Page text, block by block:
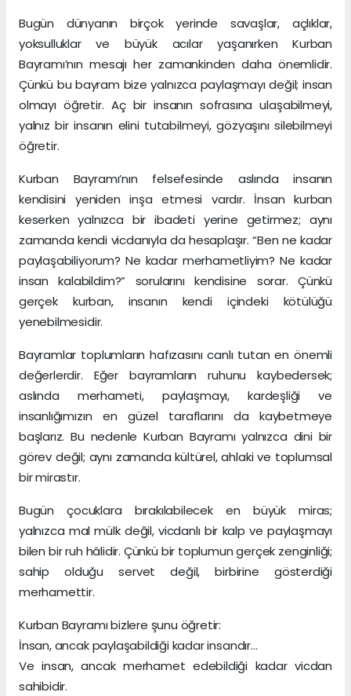
Bugün dünyanın birçok yerinde savaşlar, açlıklar,
yoksulluklar ve büyük acılar yaşanırken Kurban
Bayramı’nın mesajı her zamankinden daha önemlidir.
Çünkü bu bayram bize yalnızca paylaşmayı değil; insan
olmayı öğretir. Aç bir insanın sofrasına ulaşabilmeyi,
yalnız bir insanın elini tutabilmeyi, gözyaşını silebilmeyi
öğretir.
Kurban Bayramı’nın felsefesinde aslında insanın
kendisini yeniden inşa etmesi vardır. İnsan kurban
keserken yalnızca bir ibadeti yerine getirmez; aynı
zamanda kendi vicdanıyla da hesaplaşır. “Ben ne kadar
paylaşabiliyorum? Ne kadar merhametliyim? Ne kadar
insan kalabildim?” sorularını kendisine sorar. Çünkü
gerçek kurban, insanın kendi içindeki kötülüğü
yenebilmesidir.
Bayramlar toplumların hafızasını canlı tutan en önemli
değerlerdir. Eğer bayramların ruhunu kaybedersek;
aslında merhameti, paylaşmayı, kardeşliği ve
insanlığımızın en güzel taraflarını da kaybetmeye
başlarız. Bu nedenle Kurban Bayramı yalnızca dini bir
görev değil; aynı zamanda kültürel, ahlaki ve toplumsal
bir mirastır.
Bugün çocuklara bırakılabilecek en büyük miras;
yalnızca mal mülk değil, vicdanlı bir kalp ve paylaşmayı
bilen bir ruh hâlidir. Çünkü bir toplumun gerçek zenginliği;
sahip olduğu servet değil, birbirine gösterdiği
merhamettir.
Kurban Bayramı bizlere şunu öğretir:
İnsan, ancak paylaşabildiği kadar insandır…
Ve insan, ancak merhamet edebildiği kadar vicdan
sahibidir.